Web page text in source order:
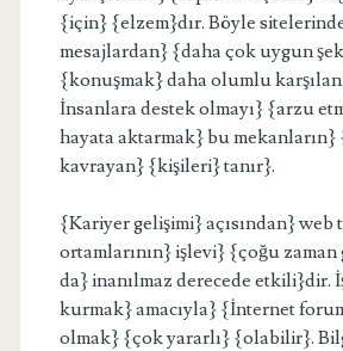
{için} {elzem}dır. Böyle
mesajlardan} {daha çok uygun
{konuşmak} daha olumlu
İnsanlara destek olmayı} {arzu
hayata aktarmak} bu
kavrayan} {kişileri} tanır}.
{Kariyer gelişimi} açısından} web
ortamlarının} işlevi} {çoğu zaman
da} inanılmaz derecede etkili}dir.
kurmak} amacıyla} {İnternet
olmak} {çok yararlı} {olabilir}.